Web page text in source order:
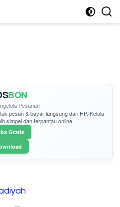
BON
Pesanan
pesan & bayar langsung dari HP. Kelola
simpel dan terpantau online.
Gratis